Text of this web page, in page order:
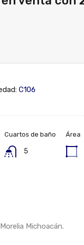
C106
Cuartos de baño
5
Área
Morelia Michoacán.